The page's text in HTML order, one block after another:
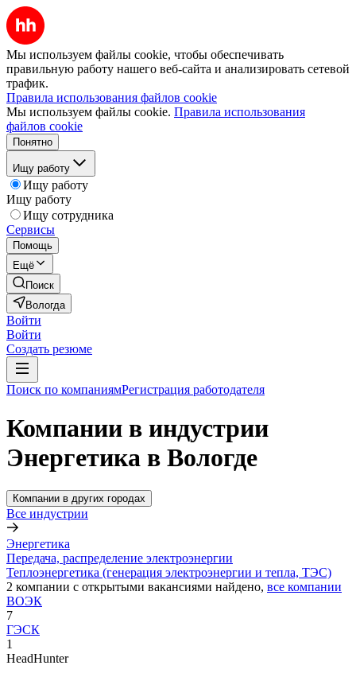
Мы используем файлы cookie, чтобы обеспечивать
правильную работу нашего веб-сайта и анализировать сетевой
трафик.
Правила использования файлов cookie
Мы используем файлы cookie. Правила использования
файлов cookie
Понятно
Ищу работу
Ищу работу
Ищу работу
Ищу сотрудника
Сервисы
Помощь
Ещё
Поиск
Вологда
Войти
Войти
Создать резюме
Поиск по компаниямРегистрация работодателя
Компании в индустрии
Энергетика в Вологде
Компании в других городах
Все индустрии
Энергетика
Передача, распределение электроэнергии
Теплоэнергетика (генерация электроэнергии и тепла, ТЭС)
2 компании с открытыми вакансиями найдено, все компании
ВОЭК
7
ГЭСК
1
HeadHunter